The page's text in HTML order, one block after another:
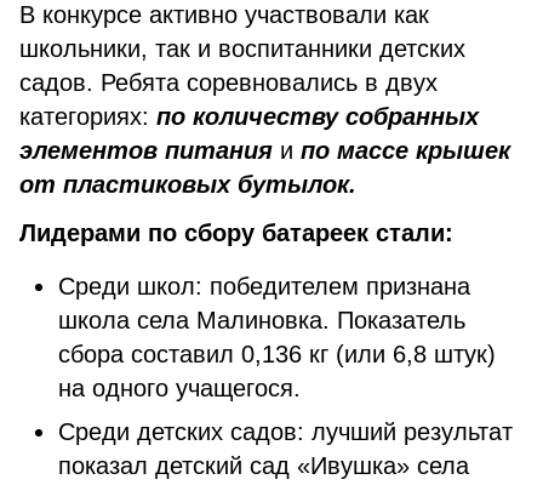
В конкурсе активно участвовали как
школьники, так и воспитанники детских
садов. Ребята соревновались в двух
категориях: по количеству собранных
элементов питания и по массе крышек
от пластиковых бутылок.
Лидерами по сбору батареек стали:
Среди школ: победителем признана
школа села Малиновка. Показатель
сбора составил 0,136 кг (или 6,8 штук)
на одного учащегося.
Среди детских садов: лучший результат
показал детский сад «Ивушка» села